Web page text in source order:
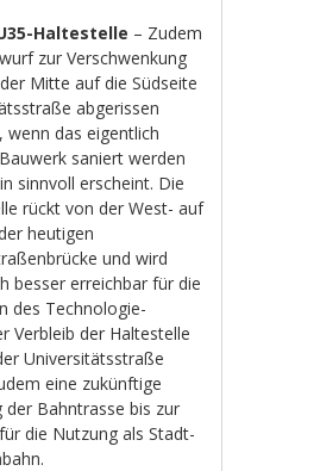
Haltestelle – Zudem
zur Verschwenkung
Mitte auf die Südseite
abgerissen
wenn das eigentlich
saniert werden
sinnvoll erscheint. Die
rückt von der West- auf
heutigen
und wird
besser erreichbar für die
des Technologie-
Verbleib der Haltestelle
Universitätsstraße
eine zukünftige
der Bahntrasse bis zur
die Nutzung als Stadt-